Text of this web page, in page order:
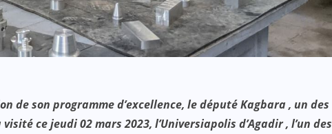
de son programme d’excellence, le député Kagbara , un des
ce jeudi 02 mars 2023, l’Universiapolis d’Agadir , l’un des